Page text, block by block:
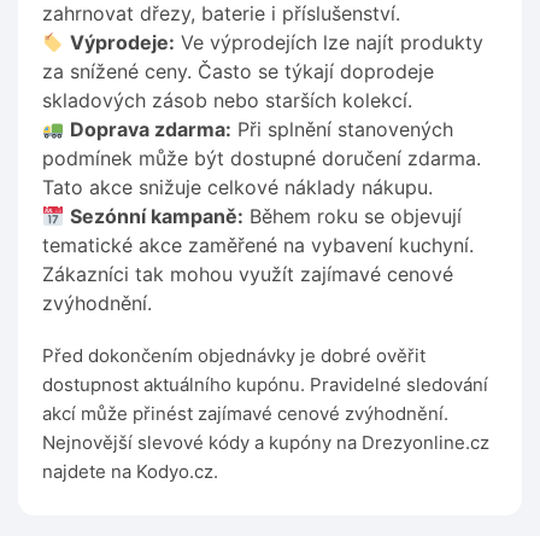
zahrnovat dřezy, baterie i příslušenství.
Výprodeje: Ve výprodejích lze najít produkty
za snížené ceny. Často se týkají doprodeje
skladových zásob nebo starších kolekcí.
Doprava zdarma: Při splnění stanovených
podmínek může být dostupné doručení zdarma.
Tato akce snižuje celkové náklady nákupu.
Sezónní kampaně: Během roku se objevují
tematické akce zaměřené na vybavení kuchyní.
Zákazníci tak mohou využít zajímavé cenové
zvýhodnění.
Před dokončením objednávky je dobré ověřit
dostupnost aktuálního kupónu. Pravidelné sledování
akcí může přinést zajímavé cenové zvýhodnění.
Nejnovější slevové kódy a kupóny na Drezyonline.cz
najdete na Kodyo.cz.